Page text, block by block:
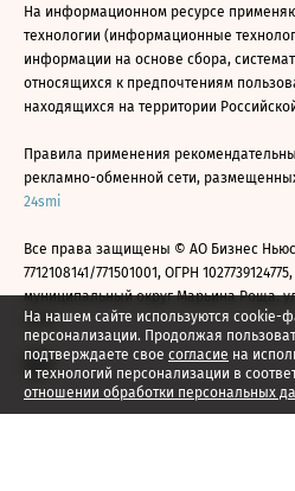
На нашем сайте используются cookie-
персонализации. Продолжая
подтверждаете свое согласие на
и технологий персонализации в
отношении обработки персональных
На информационном ресурсе
технологии (информационные
информации на основе сбора,
относящихся к предпочтениям
находящихся на территории
Правила применения
рекламно-обменной сети,
24smi
Все права защищены © АО Бизнес
7712108141/771501001, ОГРН
муниципальный округ Марьина Роща,
2026